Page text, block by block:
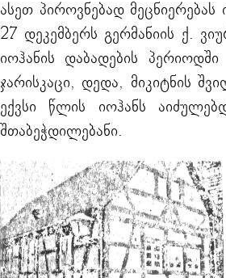
ასეთ პიროვნებად
27 დეკემბერს გერმანიის ქ.
იოჰანის დაბადების
ჯარისკაცი, დედა, მიკიტნის
ექვსი წლის იოჰანს
შთაბეჭდილებანი.